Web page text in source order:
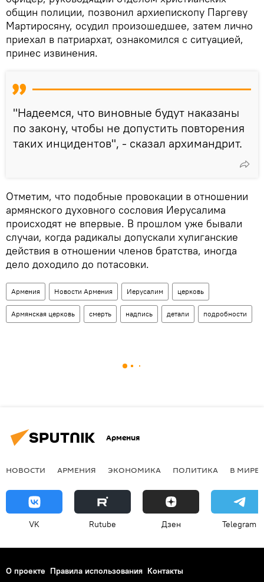
общин полиции, позвонил архиепископу Паргеву
Мартиросяну, осудил произошедшее, затем лично
приехал в патриархат, ознакомился с ситуацией,
принес извинения.
"Надеемся, что виновные будут наказаны
по закону, чтобы не допустить повторения
таких инцидентов", - сказал архимандрит.
Отметим, что подобные провокации в отношении
армянского духовного сословия Иерусалима
происходят не впервые. В прошлом уже бывали
случаи, когда радикалы допускали хулиганские
действия в отношении членов братства, иногда
дело доходило до потасовки.
Армения Новости Армения Иерусалим церковь
Армянская церковь смерть надпись детали подробности
Армения
НОВОСТИ АРМЕНИЯ ЭКОНОМИКА ПОЛИТИКА В МИРЕ
VK Rutube Дзен Telegram
О проекте Правила использования Контакты